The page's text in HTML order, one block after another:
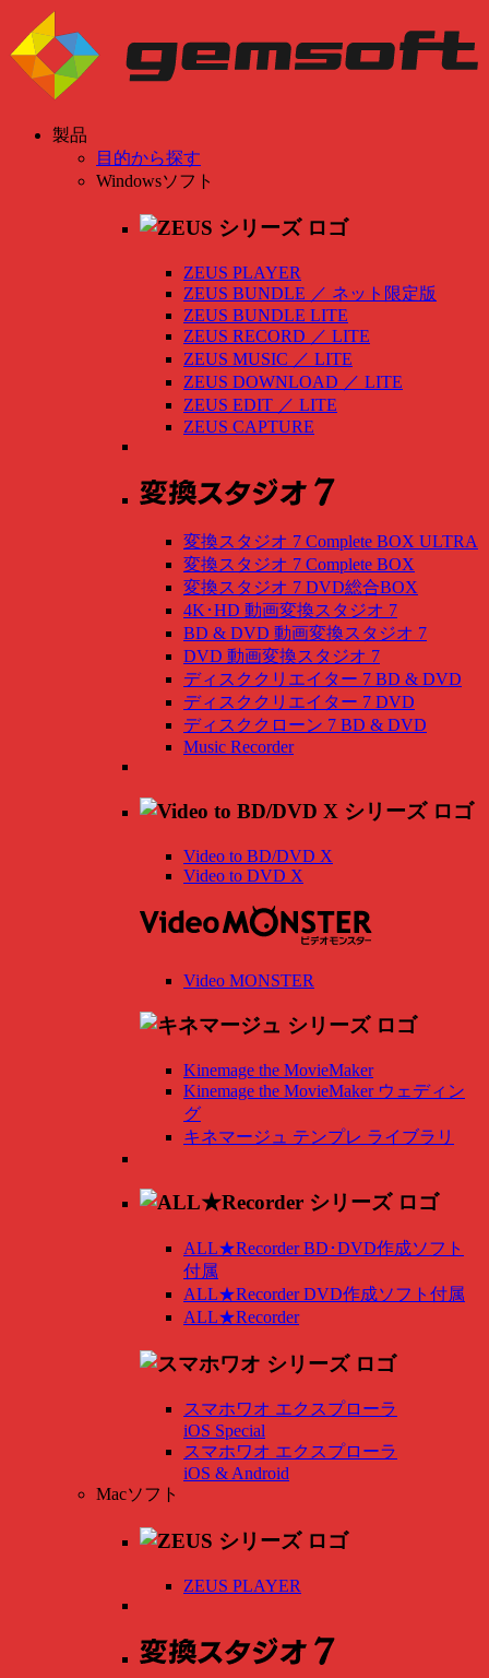
製品
目的から探す
Windowsソフト
ZEUS PLAYER
ZEUS BUNDLE ／ ネット限定版
ZEUS BUNDLE LITE
ZEUS RECORD ／ LITE
ZEUS MUSIC ／ LITE
ZEUS DOWNLOAD ／ LITE
ZEUS EDIT ／ LITE
ZEUS CAPTURE
変換スタジオ 7 Complete BOX ULTRA
変換スタジオ 7 Complete BOX
変換スタジオ 7 DVD総合BOX
4K･HD 動画変換スタジオ 7
BD & DVD 動画変換スタジオ 7
DVD 動画変換スタジオ 7
ディスククリエイター 7 BD & DVD
ディスククリエイター 7 DVD
ディスククローン 7 BD & DVD
Music Recorder
Video to BD/DVD X
Video to DVD X
Video MONSTER
Kinemage the MovieMaker
Kinemage the MovieMaker ウェディン
グ
キネマージュ テンプレ ライブラリ
ALL★Recorder BD･DVD作成ソフト
付属
ALL★Recorder DVD作成ソフト付属
ALL★Recorder
スマホワオ エクスプローラ
iOS Special
スマホワオ エクスプローラ
iOS & Android
Macソフト
ZEUS PLAYER